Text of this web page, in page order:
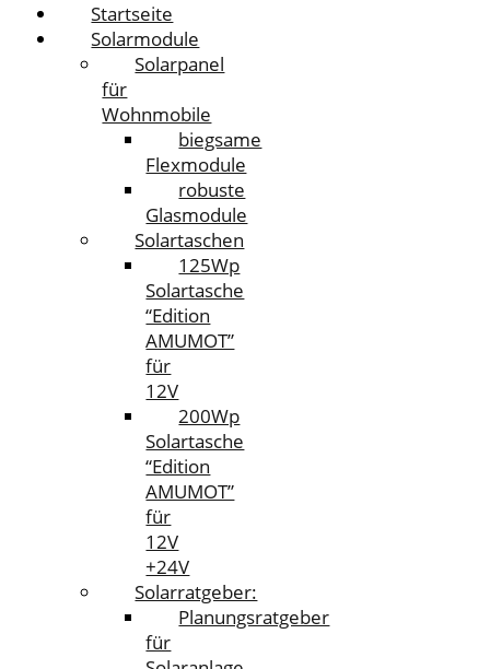
Startseite
Solarmodule
Solarpanel
für
Wohnmobile
biegsame
Flexmodule
robuste
Glasmodule
Solartaschen
125Wp
Solartasche
“Edition
AMUMOT”
für
12V
200Wp
Solartasche
“Edition
AMUMOT”
für
12V
+24V
Solarratgeber:
Planungsratgeber
für